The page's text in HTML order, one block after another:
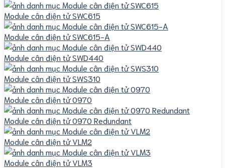
Module cân điện tử SWC615
Module cân điện tử SWC615-A
Module cân điện tử SWD440
Module cân điện tử SWS310
Module cân điện tử 0970
Module cân điện tử 0970 Redundant
Module cân điện tử VLM2
Module cân điện tử VLM3